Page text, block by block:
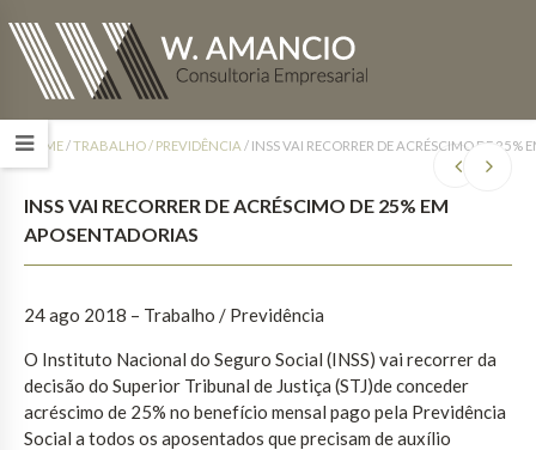
HOME/TRABALHO / PREVIDÊNCIA / INSS VAI RECORRER DE ACRÉSCIMO DE 25%
INSS VAI RECORRER DE ACRÉSCIMO DE 25% EM
APOSENTADORIAS
24 ago 2018 – Trabalho / Previdência
O Instituto Nacional do Seguro Social (INSS) vai recorrer da
decisão do Superior Tribunal de Justiça (STJ)de conceder
acréscimo de 25% no benefício mensal pago pela Previdência
Social a todos os aposentados que precisam de auxílio